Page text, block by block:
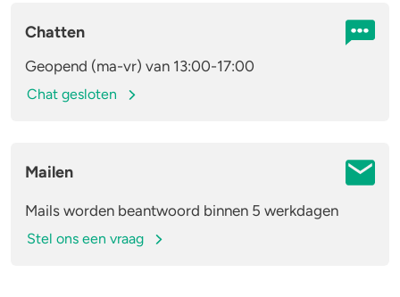
Chatten
Geopend (ma-vr) van 13:00-17:00
Chat gesloten
Mailen
Mails worden beantwoord binnen 5 werkdagen
Stel ons een vraag